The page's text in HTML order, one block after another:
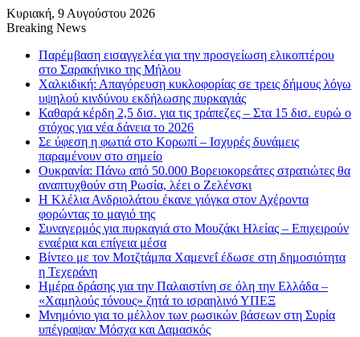
Κυριακή, 9 Αυγούστου 2026
Breaking News
Παρέμβαση εισαγγελέα για την προσγείωση ελικοπτέρου
στο Σαρακήνικο της Μήλου
Χαλκιδική: Απαγόρευση κυκλοφορίας σε τρεις δήμους λόγω
υψηλού κινδύνου εκδήλωσης πυρκαγιάς
Καθαρά κέρδη 2,5 δισ. για τις τράπεζες – Στα 15 δισ. ευρώ ο
στόχος για νέα δάνεια το 2026
Σε ύφεση η φωτιά στο Κορωπί – Ισχυρές δυνάμεις
παραμένουν στο σημείο
Ουκρανία: Πάνω από 50.000 Βορειοκορεάτες στρατιώτες θα
αναπτυχθούν στη Ρωσία, λέει ο Ζελένσκι
Η Κλέλια Ανδριολάτου έκανε γιόγκα στον Αχέροντα
φορώντας το μαγιό της
Συναγερμός για πυρκαγιά στο Μουζάκι Ηλείας – Επιχειρούν
εναέρια και επίγεια μέσα
Βίντεο με τον Μοτζτάμπα Χαμενεΐ έδωσε στη δημοσιότητα
η Τεχεράνη
Ημέρα δράσης για την Παλαιστίνη σε όλη την Ελλάδα –
«Χαμηλούς τόνους» ζητά το ισραηλινό ΥΠΕΞ
Μνημόνιο για το μέλλον των ρωσικών βάσεων στη Συρία
υπέγραψαν Μόσχα και Δαμασκός